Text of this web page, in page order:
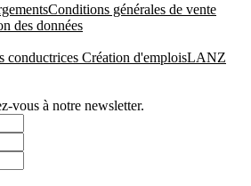
Conditions générales de vente
des données
conductrices Création d'emploisLANZ
vous à notre newsletter.